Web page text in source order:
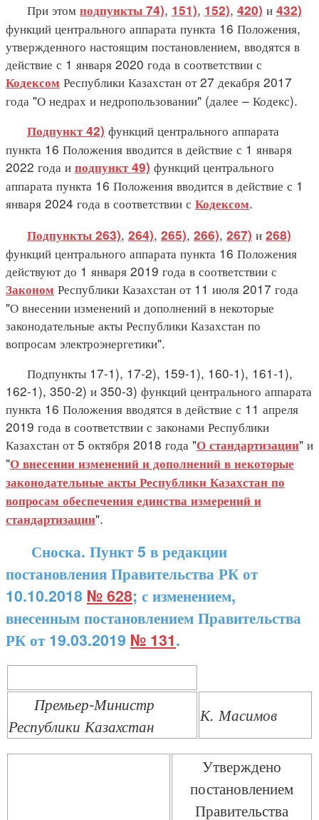
При этом подпункты 74), 151), 152), 420) и 432)
функций центрального аппарата пункта 16 Положения,
утвержденного настоящим постановлением, вводятся в
действие с 1 января 2020 года в соответствии с
Кодексом Республики Казахстан от 27 декабря 2017
года "О недрах и недропользовании" (далее – Кодекс).
Подпункт 42) функций центрального аппарата
пункта 16 Положения вводится в действие с 1 января
2022 года и подпункт 49) функций центрального
аппарата пункта 16 Положения вводится в действие с 1
января 2024 года в соответствии с Кодексом.
Подпункты 263), 264), 265), 266), 267) и 268)
функций центрального аппарата пункта 16 Положения
действуют до 1 января 2019 года в соответствии с
Законом Республики Казахстан от 11 июля 2017 года
"О внесении изменений и дополнений в некоторые
законодательные акты Республики Казахстан по
вопросам электроэнергетики".
Подпункты 17-1), 17-2), 159-1), 160-1), 161-1),
162-1), 350-2) и 350-3) функций центрального аппарата
пункта 16 Положения вводятся в действие с 11 апреля
2019 года в соответствии с законами Республики
Казахстан от 5 октября 2018 года "О стандартизации" и
"О внесении изменений и дополнений в некоторые
законодательные акты Республики Казахстан по
вопросам обеспечения единства измерений и
стандартизации".
Сноска. Пункт 5 в редакции
постановления Правительства РК от
10.10.2018 № 628; с изменением,
внесенным постановлением Правительства
РК от 19.03.2019 № 131.
Премьер-Министр
Республики Казахстан
К. Масимов
Утверждено
постановлением
Правительства